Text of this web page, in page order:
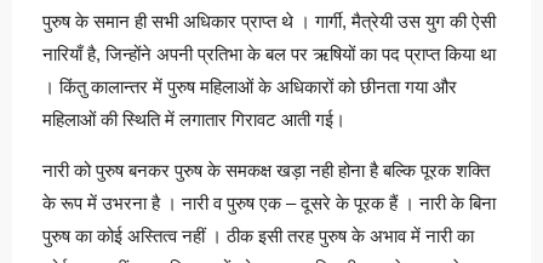
पुरुष के समान ही सभी अधिकार प्राप्त थे । गार्गी, मैत्रेयी उस युग की ऐसी
नारियाँ है, जिन्होंने अपनी प्रतिभा के बल पर ऋषियों का पद प्राप्त किया था
। किंतु कालान्तर में पुरुष महिलाओं के अधिकारों को छीनता गया और
महिलाओं की स्थिति में लगातार गिरावट आती गई।
नारी को पुरुष बनकर पुरुष के समकक्ष खड़ा नही होना है बल्कि पूरक शक्ति
के रूप में उभरना है । नारी व पुरुष एक – दूसरे के पूरक हैं । नारी के बिना
पुरुष का कोई अस्तित्व नहीं । ठीक इसी तरह पुरुष के अभाव में नारी का